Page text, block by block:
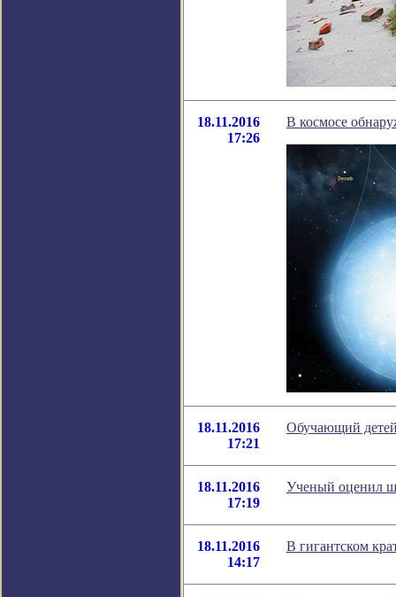
18.11.2016
17:26
В космосе
18.11.2016
17:21
Обучающий
18.11.2016
17:19
Ученый оценил
18.11.2016
14:17
В гигантском